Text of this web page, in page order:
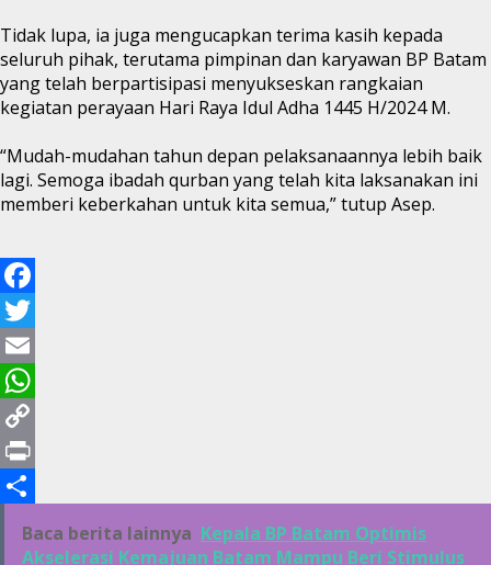
Tidak lupa, ia juga mengucapkan terima kasih kepada
seluruh pihak, terutama pimpinan dan karyawan BP Batam
yang telah berpartisipasi menyukseskan rangkaian
kegiatan perayaan Hari Raya Idul Adha 1445 H/2024 M.
“Mudah-mudahan tahun depan pelaksanaannya lebih baik
lagi. Semoga ibadah qurban yang telah kita laksanakan ini
memberi keberkahan untuk kita semua,” tutup Asep.
Facebook
Twitter
Email
WhatsApp
Copy
Link
Print
ShareBaca berita lainnya Kepala BP Batam Optimis
Akselerasi Kemajuan Batam Mampu Beri Stimulus